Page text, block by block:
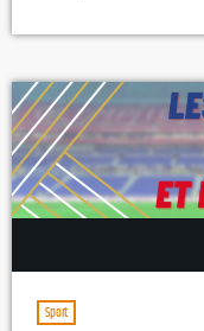
à Blois samedi 9
Sport